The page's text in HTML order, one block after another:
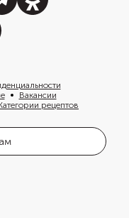
Вакансии
рецептов